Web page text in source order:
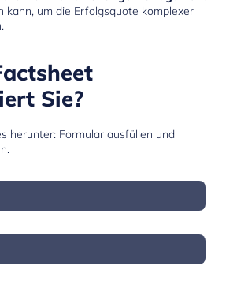
kann, um die Erfolgsquote komplexer
Sie?
herunter: Formular ausfüllen und